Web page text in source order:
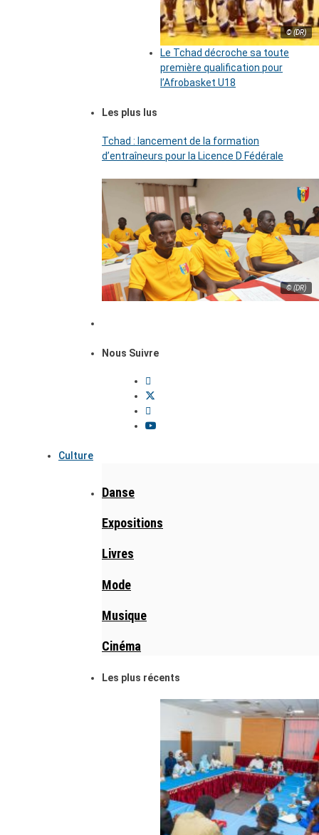
© (DR)
Le Tchad décroche sa toute
première qualification pour
l’Afrobasket U18
Les plus lus
Tchad : lancement de la formation
d’entraîneurs pour la Licence D Fédérale
© (DR)
Nous Suivre
Culture
Danse
Expositions
Livres
Mode
Musique
Cinéma
Les plus récents